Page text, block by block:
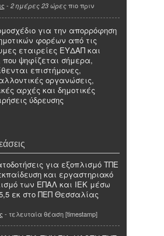
- 2 ημέρες 23 ώρες πιο πριν
για την απορρόφηση
φορέων από τις
εταιρείες ΕΥΔΑΠ και
ψηφίζεται σήμερα,
επιστήμονες,
οργανώσεις,
αρχές και δημοτικές
ύδρευσης
για εξοπλισμό ΤΠΕ
και εργαστηριακό
των ΕΠΑΛ και ΙΕΚ μέσω
εκ στο ΠΕΠ Θεσσαλίας
- τελευταία θέαση [timestamp]